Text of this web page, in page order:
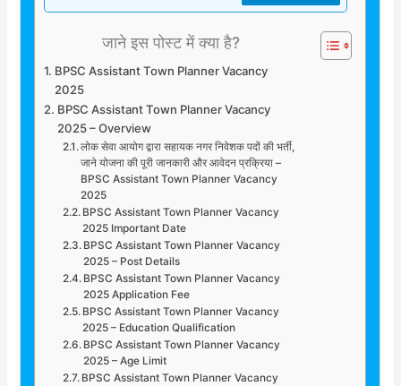
जाने इस पोस्ट में क्या है?
BPSC Assistant Town Planner Vacancy
2025
BPSC Assistant Town Planner Vacancy
2025 – Overview
लोक सेवा आयोग द्वारा सहायक नगर निवेशक पदों की भर्ती,
जाने योजना की पूरी जानकारी और आवेदन प्रक्रिया –
BPSC Assistant Town Planner Vacancy
2025
BPSC Assistant Town Planner Vacancy
2025 Important Date
BPSC Assistant Town Planner Vacancy
2025 – Post Details
BPSC Assistant Town Planner Vacancy
2025 Application Fee
BPSC Assistant Town Planner Vacancy
2025 – Education Qualification
BPSC Assistant Town Planner Vacancy
2025 – Age Limit
BPSC Assistant Town Planner Vacancy